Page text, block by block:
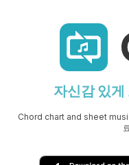
자신감 있
Chord chart and sheet